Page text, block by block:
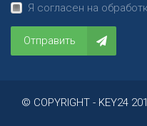
Я согласен на
Отправить
© COPYRIGHT - KEY24